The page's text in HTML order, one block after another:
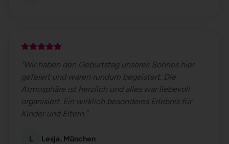
"Wir haben den Geburtstag unseres Sohnes hier
gefeiert und waren rundum begeistert. Die
Atmosphäre ist herzlich und alles war liebevoll
organisiert. Ein wirklich besonderes Erlebnis für
Kinder und Eltern. "
L Lesja, München